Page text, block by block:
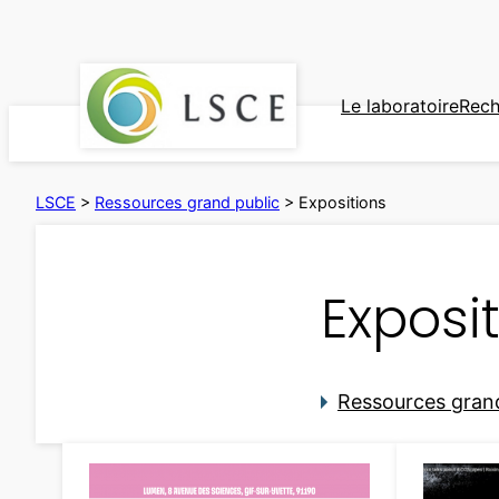
Le laboratoire
LSCE > Ressources grand public > Expositions
Ressources